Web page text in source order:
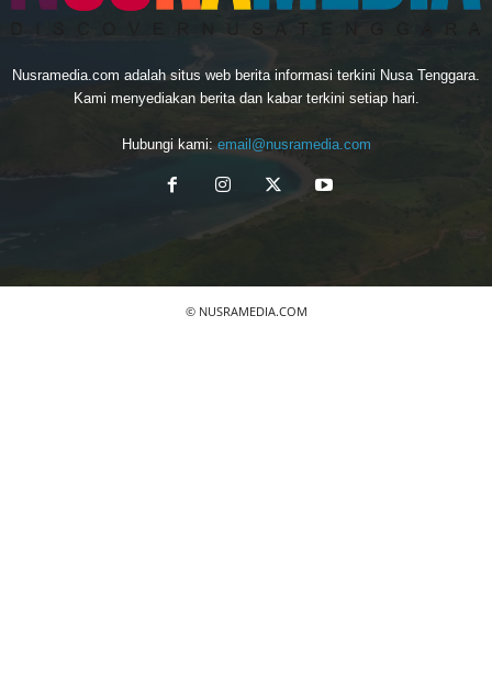
Nusramedia.com adalah situs web berita informasi terkini Nusa Tenggara.
Kami menyediakan berita dan kabar terkini setiap hari.
Hubungi kami: email@nusramedia.com
© NUSRAMEDIA.COM